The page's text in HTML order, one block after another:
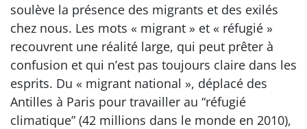
soulève la présence des migrants et des exilés
chez nous. Les mots « migrant » et « réfugié »
recouvrent une réalité large, qui peut prêter à
confusion et qui n’est pas toujours claire dans les
esprits. Du « migrant national », déplacé des
Antilles à Paris pour travailler au “réfugié
climatique” (42 millions dans le monde en 2010),